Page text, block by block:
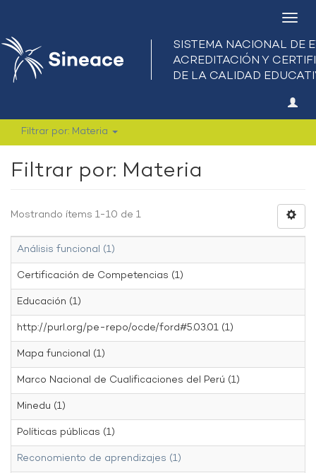
Filtrar por: Materia
Filtrar por: Materia
Mostrando ítems 1-10 de 1
Análisis funcional (1)
Certificación de Competencias (1)
Educación (1)
http://purl.org/pe-repo/ocde/ford#5.03.01 (1)
Mapa funcional (1)
Marco Nacional de Cualificaciones del Perú (1)
Minedu (1)
Políticas públicas (1)
Reconomiento de aprendizajes (1)